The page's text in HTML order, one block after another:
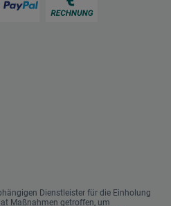
Dienstleister für die Einholung
Maßnahmen getroffen, um